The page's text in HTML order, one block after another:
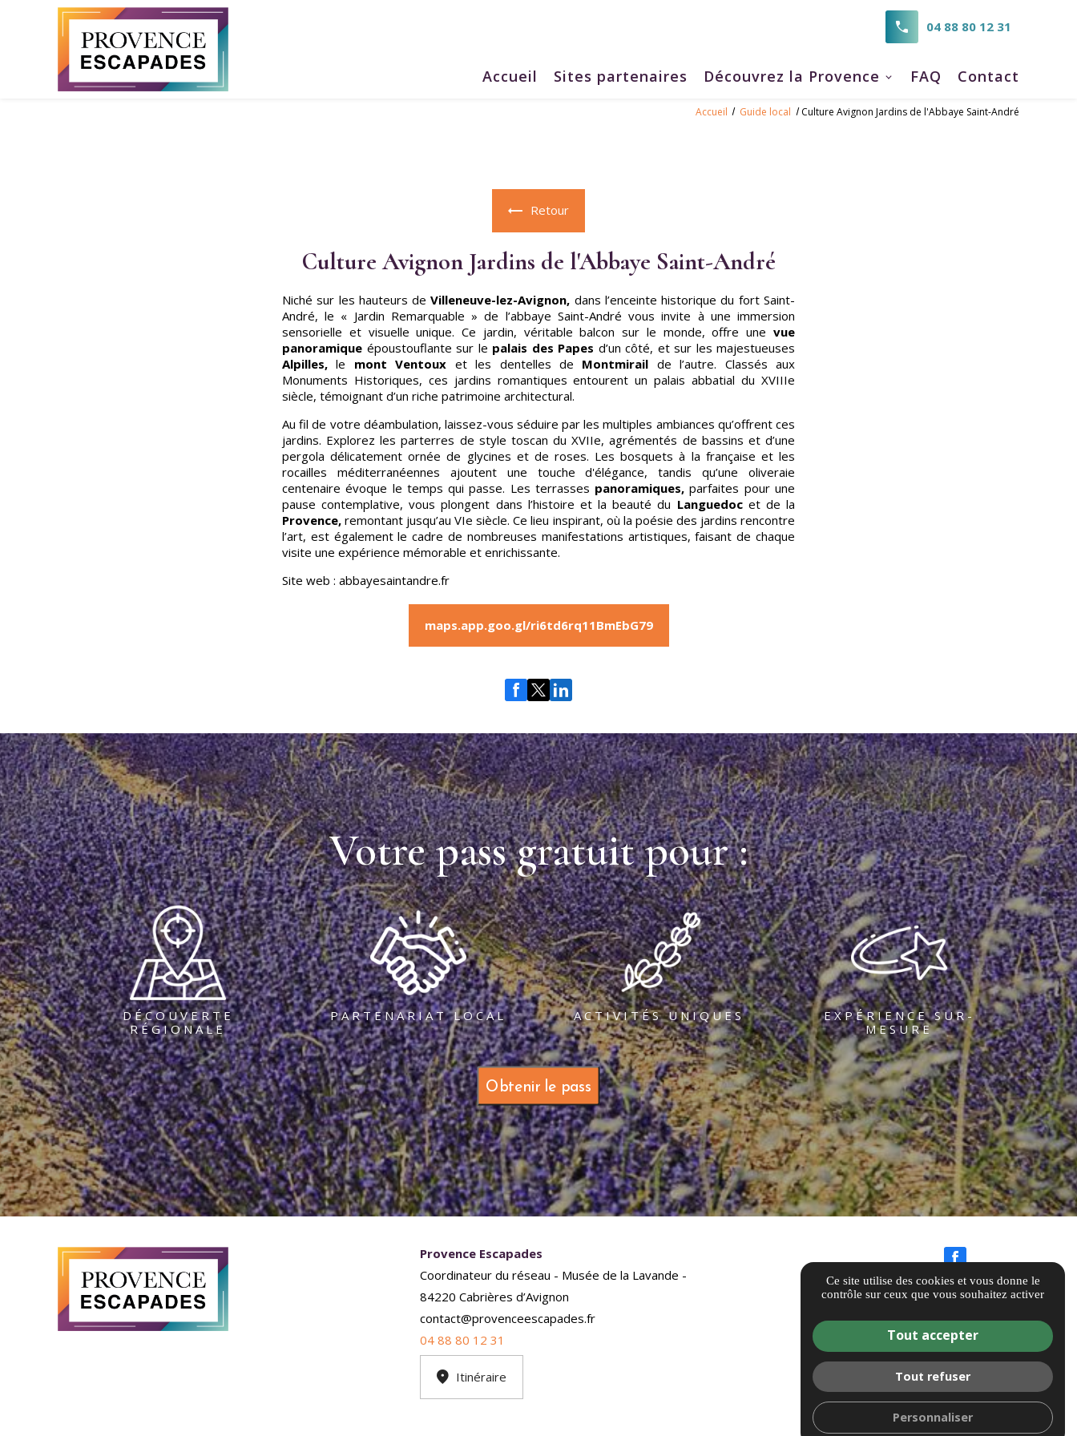
04 88 80 12 31
Accueil Sites partenaires Découvrez la Provence FAQ Contact
Accueil Guide local Culture Avignon Jardins de l'Abbaye Saint-André
Retour
Culture Avignon Jardins de l'Abbaye Saint-André
Niché sur les hauteurs deVilleneuve-lez-Avignon, dans l’enceinte historique du fort Saint-
André, le « Jardin Remarquable » de l’abbaye Saint-André vous invite à une immersion
sensorielle et visuelle unique. Ce jardin, véritable balcon sur le monde, offre une vue
panoramique époustouflante sur le palais des Papes d’un côté, et sur les majestueuses
Alpilles, le mont Ventoux et les dentelles de Montmirail de l’autre. Classés aux
Monuments Historiques, ces jardins romantiques entourent un palais abbatial du XVIIIe
siècle, témoignant d’un riche patrimoine architectural.
Au fil de votre déambulation, laissez-vous séduire par les multiples ambiances qu’offrent ces
jardins. Explorez les parterres de style toscan du XVIIe, agrémentés de bassins et d’une
pergola délicatement ornée de glycines et de roses. Les bosquets à la française et les
rocailles méditerranéennes ajoutent une touche d'élégance, tandis qu’une oliveraie
centenaire évoque le temps qui passe. Les terrasses panoramiques, parfaites pour une
pause contemplative, vous plongent dans l’histoire et la beauté du Languedocet de la
Provence, remontant jusqu’au VIe siècle. Ce lieu inspirant, où la poésie des jardins rencontre
l’art, est également le cadre de nombreuses manifestations artistiques, faisant de chaque
visite une expérience mémorable et enrichissante.
Site web : abbayesaintandre.fr
maps.app.goo.gl/ri6td6rq11BmEbG79
Votre pass gratuit pour :
DÉCOUVERTE
RÉGIONALE
PARTENARIAT LOCAL ACTIVITÉS UNIQUES
EXPÉRIENCE SUR-
MESURE
Obtenir le pass
Provence Escapades
Coordinateur du réseau - Musée de la Lavande -
84220 Cabrières d’Avignon
contact@provenceescapades.fr
04 88 80 12 31
Itinéraire
AVIS CLIENTS
Panneau de gestion des cookies
Ce site utilise des cookies et vous donne le
contrôle sur ceux que vous souhaitez activer
Tout accepter
Tout refuser
Personnaliser